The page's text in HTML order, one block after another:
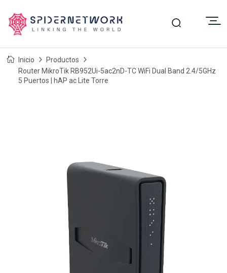
Inicio
Productos
Router MikroTik RB952Ui-5ac2nD-TC WiFi Dual Band 2.4/5GHz
5 Puertos | hAP ac Lite Torre